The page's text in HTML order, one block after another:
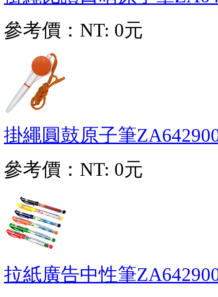
參考價： NT: 0元
掛繩圓鼓原子筆
參考價： NT: 0元
拉紙廣告中性筆